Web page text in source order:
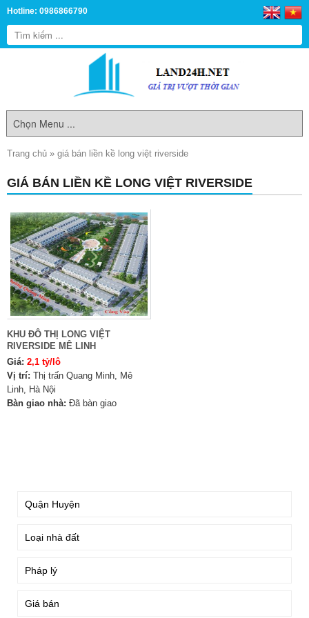
Hotline: 0986866790
Trang chủ » giá bán liền kề long việt riverside
GIÁ BÁN LIỀN KỀ LONG VIỆT RIVERSIDE
KHU ĐÔ THỊ LONG VIỆT
RIVERSIDE MÊ LINH
Giá: 2,1 tỷ/lô
Vị trí: Thị trấn Quang Minh, Mê
Linh, Hà Nội
Bàn giao nhà: Đã bàn giao